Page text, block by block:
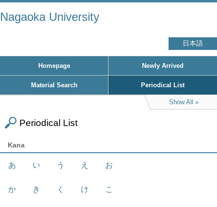
Nagaoka University
日本語
Homepage Newly Arrived
Material Search Periodical List
Show All
Periodical List
Kana
あ い う え お
か き く け こ